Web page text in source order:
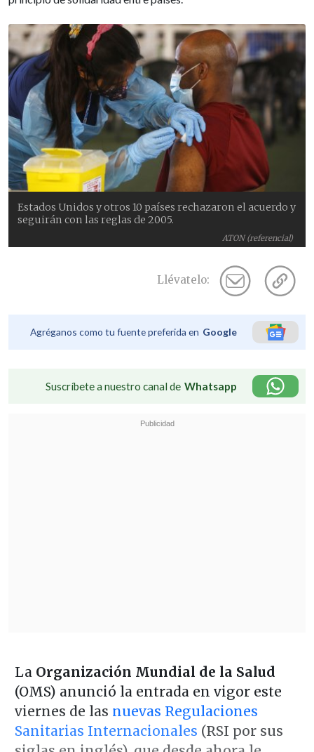
ATON (referencial)
Estados Unidos y otros 10 países rechazaron el acuerdo y
seguirán con las reglas de 2005.
Llévatelo:
Agréganos como tu fuente preferida en Google
Suscríbete a nuestro canal de Whatsapp
La Organización Mundial de la Salud
(OMS) anunció la entrada en vigor este
viernes de las nuevas Regulaciones
Sanitarias Internacionales (RSI por sus